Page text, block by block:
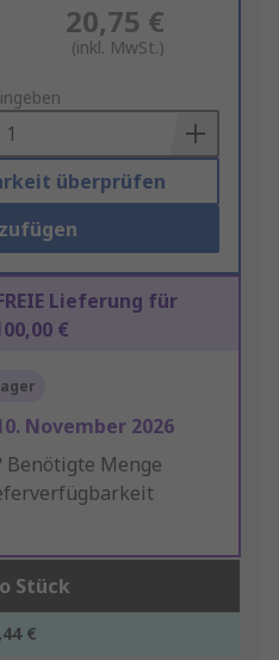
20,75 €
(inkl. MwSt.)
überprüfen
Lieferung für
€
November 2026
Benötigte Menge
Stück
€